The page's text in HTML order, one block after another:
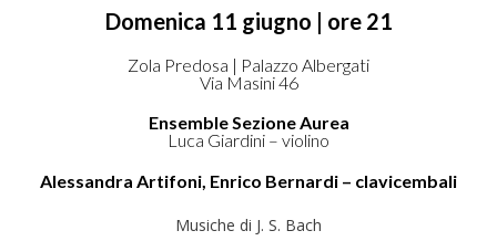
Domenica 11 giugno | ore 21
Zola Predosa | Palazzo Albergati
Via Masini 46
Ensemble Sezione Aurea
Luca Giardini – violino
Alessandra Artifoni, Enrico Bernardi – clavicembali
Musiche di J. S. Bach